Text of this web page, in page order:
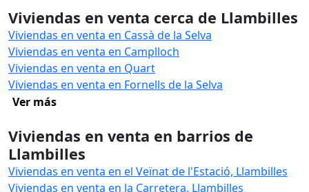
Viviendas en venta cerca de Llambilles
Viviendas en venta en Cassà de la Selva
Viviendas en venta en Camplloch
Viviendas en venta en Quart
Viviendas en venta en Fornells de la Selva
Ver más
Viviendas en venta en barrios de
Llambilles
Viviendas en venta en el Veïnat de l'Estació, Llambilles
Viviendas en venta en la Carretera, Llambilles